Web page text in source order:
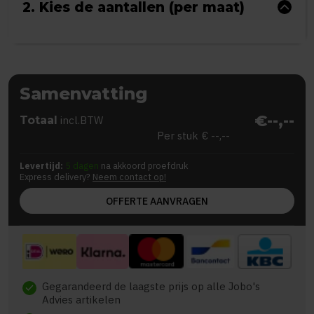
2. Kies de aantallen (per maat)
Samenvatting
Totaal incl.BTW €--,--
Per stuk € --,--
Levertijd: 5 dagen na akkoord proefdruk
Express delivery? Neem contact op!
OFFERTE AANVRAGEN
check Gegarandeerd de laagste prijs op alle Jobo's
Advies artikelen